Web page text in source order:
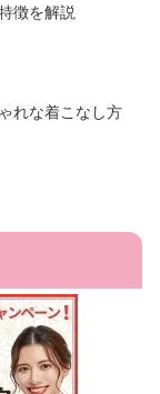
徴を解説
れな着こなし方